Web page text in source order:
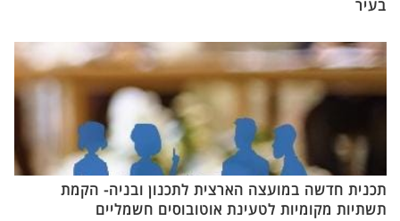
בעיר
תכנית חדשה במועצה הארצית לתכנון ובניה- הקמת
תשתיות מקומיות לטעינת אוטובוסים חשמליים